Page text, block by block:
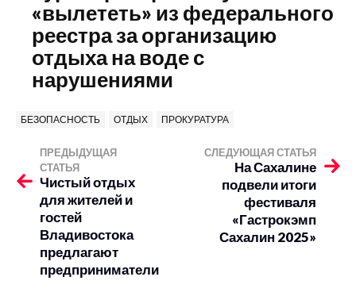
«вылететь» из федерального
реестра за организацию
отдыха на воде с
нарушениями
БЕЗОПАСНОСТЬ ОТДЫХ ПРОКУРАТУРА
ПРЕДЫДУЩАЯ
СТАТЬЯ
Чистый отдых
для жителей и
гостей
Владивостока
предлагают
предприниматели
СЛЕДУЮЩАЯ СТАТЬЯ
На Сахалине
подвели итоги
фестиваля
«Гастрокэмп
Сахалин 2025»